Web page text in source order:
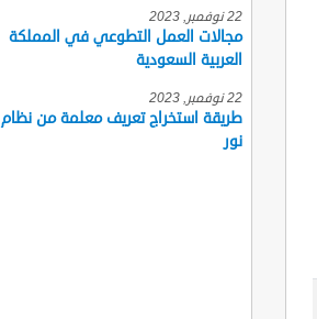
22 نوفمبر, 2023
مجالات العمل التطوعي في المملكة
العربية السعودية
22 نوفمبر, 2023
طريقة استخراج تعريف معلمة من نظام
نور